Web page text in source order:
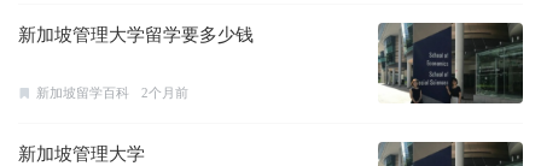
新加坡管理大学留学要多少钱
新加坡留学百科 2个月前
新加坡管理大学